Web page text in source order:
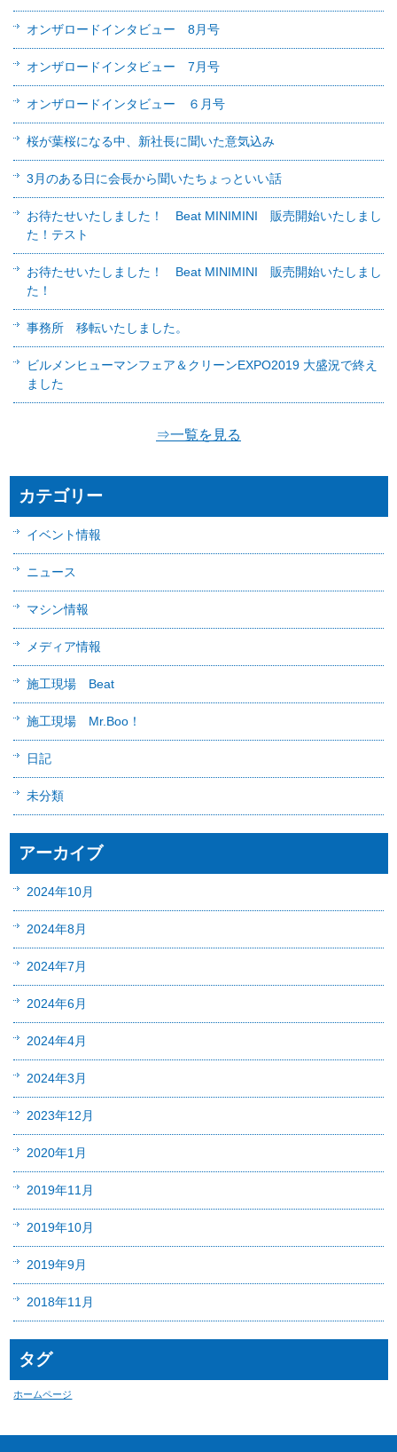
オンザロードインタビュー 8月号
オンザロードインタビュー 7月号
オンザロードインタビュー ６月号
桜が葉桜になる中、新社長に聞いた意気込み
3月のある日に会長から聞いたちょっといい話
お待たせいたしました！ Beat MINIMINI 販売開始いたしまし
た！テスト
お待たせいたしました！ Beat MINIMINI 販売開始いたしまし
た！
事務所 移転いたしました。
ビルメンヒューマンフェア＆クリーンEXPO2019 大盛況で終え
ました
⇒一覧を見る
カテゴリー
イベント情報
ニュース
マシン情報
メディア情報
施工現場 Beat
施工現場 Mr.Boo！
日記
未分類
アーカイブ
2024年10月
2024年8月
2024年7月
2024年6月
2024年4月
2024年3月
2023年12月
2020年1月
2019年11月
2019年10月
2019年9月
2018年11月
タグ
ホームページ